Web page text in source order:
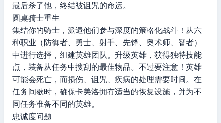
最后杀了他，终结被诅咒的命运。
圆桌骑士重生
集结你的骑士，派遣他们参与深度的策略化战斗！从六
种职业（防御者、勇士、射手、先锋、奥术师、智者）
中进行选择，组建英雄团队。升级英雄，获得独特技能
点，装备从任务中搜刮的最佳物品。不过要注意！英雄
可能会死亡，而损伤、诅咒、疾病的处理需要时间。在
任务间歇时，确保卡美洛拥有适当的恢复设施，并为不
同任务准备不同的英雄。
忠诚度问题